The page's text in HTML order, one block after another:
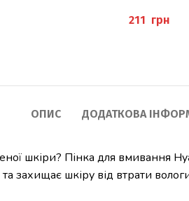
грн
ОПИС ДОДАТКОВА
шкіри? Пінка для вмивання
захищає шкіру від втрати